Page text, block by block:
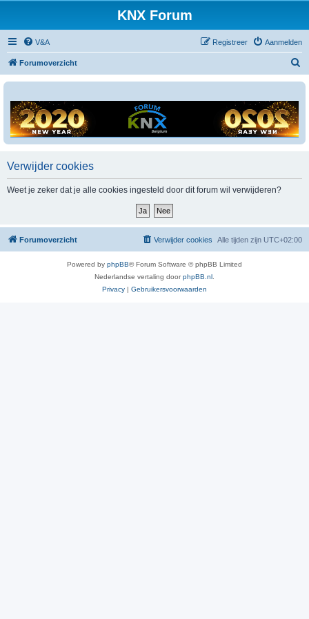
KNX Forum
V&A Aanmelden
Registreer
Forumoverzicht
Verwijder cookies
Weet je zeker dat je alle cookies ingesteld door dit forum wil verwijderen?
Forumoverzicht Alle tijden zijn UTC+02:00
Verwijder cookies
Powered by phpBB® Forum Software © phpBB Limited
Nederlandse vertaling doorphpBB.nl.
Privacy | Gebruikersvoorwaarden